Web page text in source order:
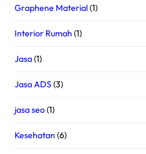
Graphene Material(1)
Interior Rumah (1)
Jasa(1)
Jasa ADS(3)
jasa seo(1)
Kesehatan (6)